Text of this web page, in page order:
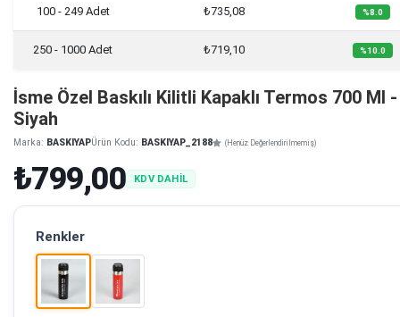
100 - 249 Adet ₺735,08 %8.0
250 - 1000 Adet ₺719,10 %10.0
İsme Özel Baskılı Kilitli Kapaklı Termos 700 Ml -
Siyah
Marka: BASKIYAPÜrün Kodu: BASKIYAP_2188 (Henüz Değerlendirilmemiş)
₺799,00 KDV DAHİL
Renkler